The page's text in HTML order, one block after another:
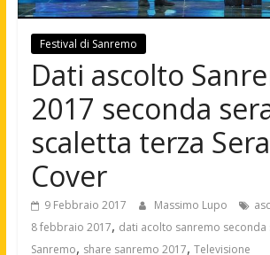
Festival di Sanremo
Dati ascolto
2017 seconda
scaletta terza
Cover
9 Febbraio 2017 Massimo Lupo
8 febbraio 2017, dati acolto sanremo seconda
Sanremo, share sanremo 2017, Televisione